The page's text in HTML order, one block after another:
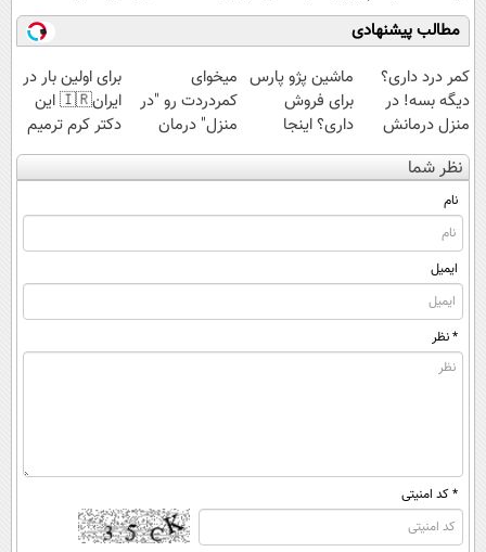
اسپیرولینا با تخفیف
ویژه
مطالب پیشنهادی
کمر درد داری؟
دیگه بسه! در
منزل درمانش
کن
(◀پرسش‌نامه)
ماشین پژو پارس
برای فروش
داری؟ اینجا
سریع بفروشش
میخوای
کمردردت رو "در
منزل" درمان
کنی؟ (◂فیلم +
◂پرسش‌نامه)
برای اولین بار در
ایران🇮🇷 این
دکتر کرم ترمیم
کننده 23 روزه
ساخت!
نظر شما
نام
ایمیل
* نظر
* کد امنیتی